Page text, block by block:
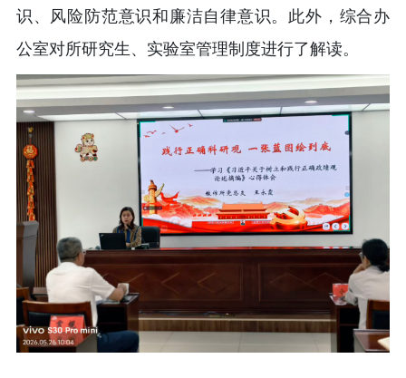
识、风险防范意识和廉洁自律意识。此外，综合办
公室对所研究生、实验室管理制度进行了解读。